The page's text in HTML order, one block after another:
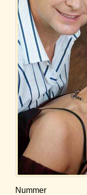
Nummer